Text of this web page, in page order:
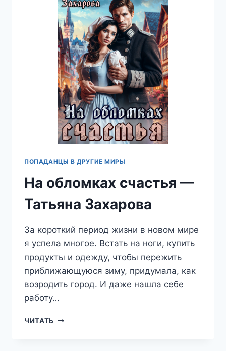
ПОПАДАНЦЫ В ДРУГИЕ МИРЫ
На обломках счастья —
Татьяна Захарова
За короткий период жизни в новом мире
я успела многое. Встать на ноги, купить
продукты и одежду, чтобы пережить
приближающуюся зиму, придумала, как
возродить город. И даже нашла себе
работу…
ЧИТАТЬ НА